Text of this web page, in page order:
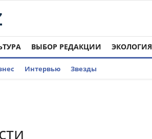
ВЫБОР РЕДАКЦИИ ЭКОЛОГИЯ
Интервью Звезды